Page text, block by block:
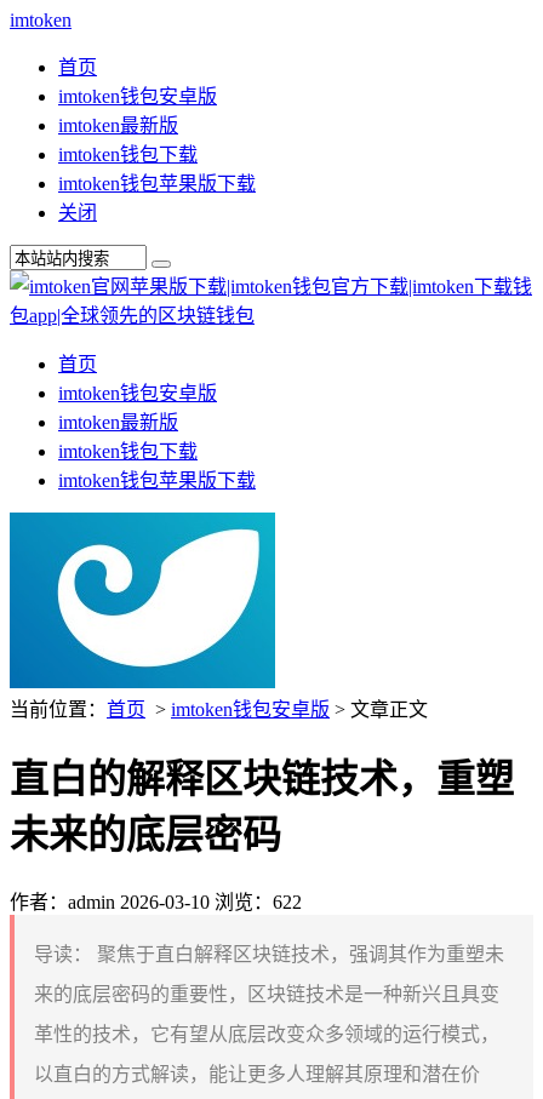
imtoken
首页
imtoken钱包安卓版
imtoken最新版
imtoken钱包下载
imtoken钱包苹果版下载
关闭
首页
imtoken钱包安卓版
imtoken最新版
imtoken钱包下载
imtoken钱包苹果版下载
当前位置： 首页 > imtoken钱包安卓版 > 文章正文
直白的解释区块链技术，重塑
未来的底层密码
作者：admin 2026-03-10 浏览：622
导读：
聚焦于直白解释区块链技术，强调其作为重塑未
来的底层密码的重要性，区块链技术是一种新兴且具变
革性的技术，它有望从底层改变众多领域的运行模式，
以直白的方式解读，能让更多人理解其原理和潜在价